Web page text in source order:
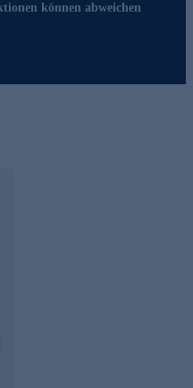
können abweichen